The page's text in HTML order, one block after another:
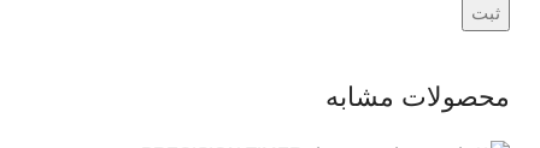
محصولات مشابه